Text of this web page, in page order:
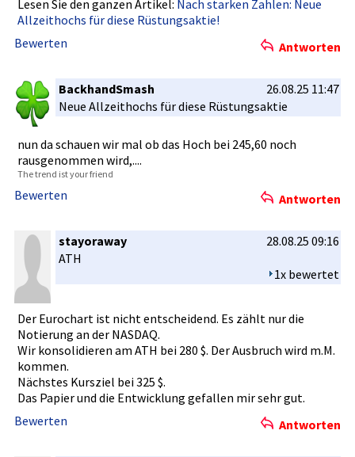
Lesen Sie den ganzen Artikel: Nach starken Zahlen: Neue
Allzeithoc­hs für diese Rüstungsak­tie!
Bewerten
Antworten
BackhandSmash
26.08.25 11:47
Neue Allzeithoc­hs für diese Rüstungsak­tie
nun da schauen wir mal ob das Hoch bei 245,60 noch
rausgenomm­en wird,....
The trend ist your friend
Bewerten Antworten
stayoraway 28.08.25 09:16
1x bewertet
ATH
Der Eurochart ist nicht entscheide­nd. Es zählt nur die
Notierung an der NASDAQ.
Wir konsolidie­ren am ATH bei 280 $. Der Ausbruch wird m.M.
kommen.
Nächstes Kursziel bei 325 $.
Das Papier und die Entwicklun­g gefallen mir sehr gut.
Bewerten
Antworten